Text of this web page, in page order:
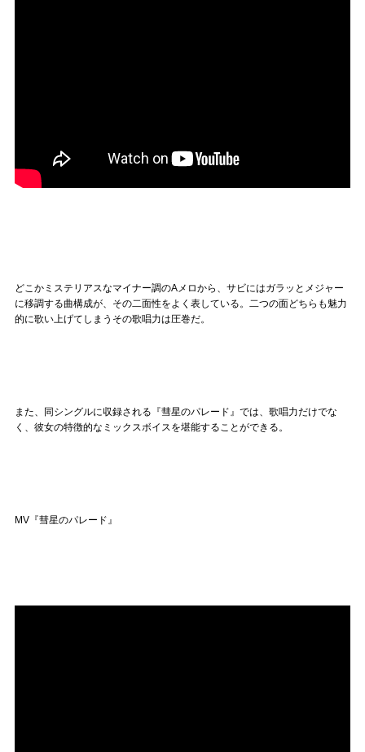
どこかミステリアスなマイナー調のAメロから、サビにはガラッとメジャー
に移調する曲構成が、その二面性をよく表している。二つの面どちらも魅力
的に歌い上げてしまうその歌唱力は圧巻だ。
また、同シングルに収録される『彗星のパレード』では、歌唱力だけでな
く、彼女の特徴的なミックスボイスを堪能することができる。
MV『彗星のパレード』